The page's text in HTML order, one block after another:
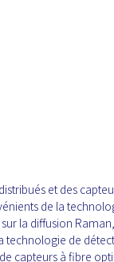
et des
de la
la diffusion
technologie de
capteurs à fibre